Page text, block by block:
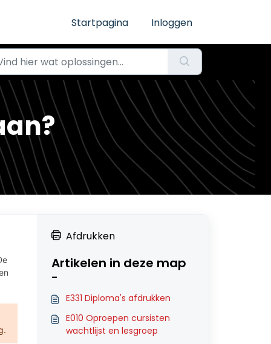
Startpagina Inloggen
Afdrukken
Artikelen in deze map
-
E331 Diploma's afdrukken
E010 Oproepen cursisten
wachtlijst en lesgroep